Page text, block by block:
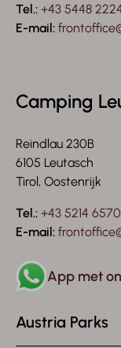
Tel.: +43 5448
E-mail:
Camping
Reindlau 230B
6105 Leutasch
Tirol, Oostenrijk
Tel.: +43 5214
E-mail:
App met
Austria Parks